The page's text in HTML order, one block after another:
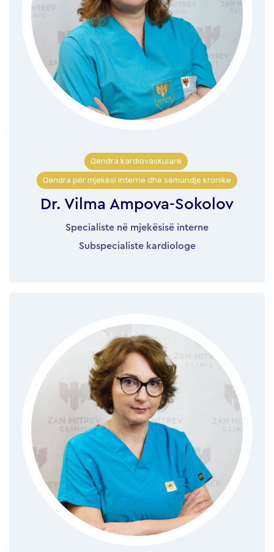
Qendra kardiovaskulare ,
Qendra për mjekësi interne dhe sëmundje kronike
Dr. Vilma Ampova-Sokolov
Specialiste në mjekësisë interne
Subspecialiste kardiologe